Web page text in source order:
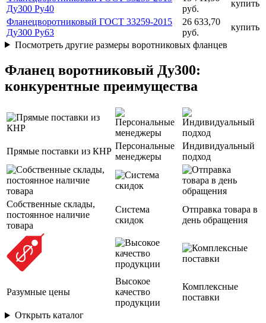
Ду300 Ру40
руб.
купить
Фланецворотниковый ГОСТ 33259-2015
Ду300 Ру63
26 633,70
руб.
купить
Посмотреть другие размеры воротниковых фланцев
Фланец воротниковый Ду300:
конкурентные преимущества
Прямые поставки из КНР
Персональные
менеджеры
Индивидуальный
подход
Собственные склады,
постоянное наличие
товара
Система
скидок
Отправка товара в
день обращения
Разумные цены
Высокое
качество
продукции
Комплексные
поставки
Открыть каталог